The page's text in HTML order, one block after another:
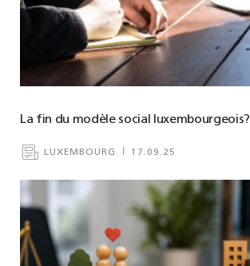
La fin du modèle social luxembourgeois?
LUXEMBOURG 17.09.25